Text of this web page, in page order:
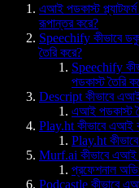
এআই পডকাস্ট
রূপান্তর করে?
Speechify কীভাবে
তৈরি করে?
Speechify
পডকাস্ট তৈরি
Descript কীভাবে এআই
এআই পডকাস্ট
Play.ht কীভাবে এআই
Play.ht
Murf.ai কীভাবে এআই
প্রফেশনাল
Podcastle কীভাবে